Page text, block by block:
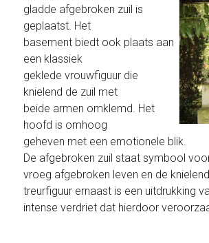
gladde afgebroken zuil is
geplaatst. Het
basement biedt ook plaats aan
een klassiek
geklede vrouwfiguur die
knielend de zuil met
beide armen omklemd. Het
hoofd is omhoog
geheven met een emotionele blik.
De afgebroken zuil staat symbool
vroeg afgebroken leven en de
treurfiguur ernaast is een uitdrukking
intense verdriet dat hierdoor